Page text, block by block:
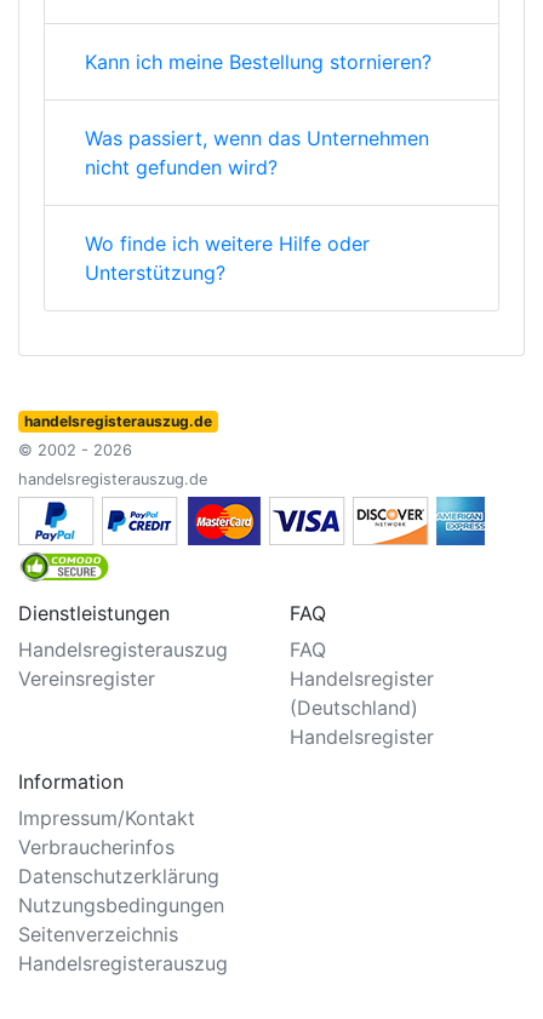
Kann ich meine Bestellung stornieren?
Was passiert, wenn das Unternehmen
nicht gefunden wird?
Wo finde ich weitere Hilfe oder
Unterstützung?
handelsregisterauszug.de
© 2002 - 2026
handelsregisterauszug.de
Dienstleistungen
Handelsregisterauszug
Vereinsregister
FAQ
FAQ
Handelsregister
(Deutschland)
Handelsregister
Information
Impressum/Kontakt
Verbraucherinfos
Datenschutzerklärung
Nutzungsbedingungen
Seitenverzeichnis
Handelsregisterauszug